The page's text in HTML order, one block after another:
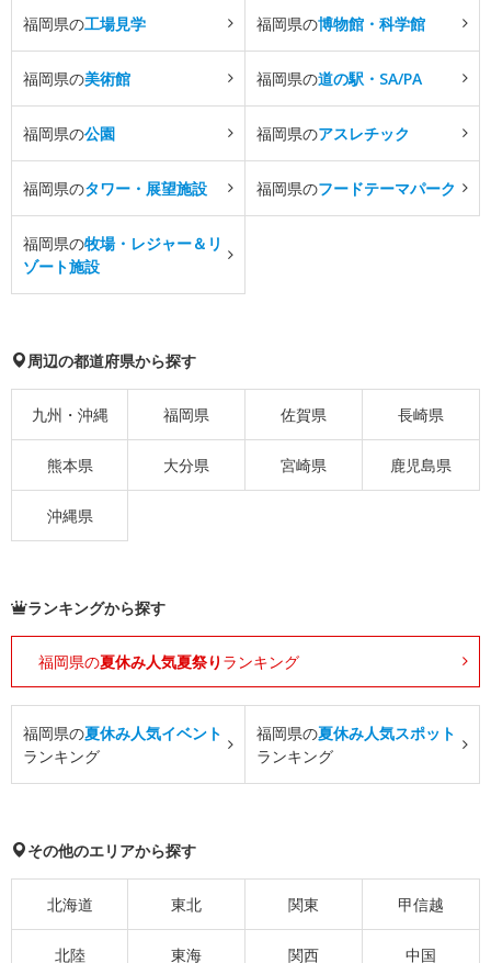
福岡県の工場見学 福岡県の博物館・科学館
福岡県の美術館 福岡県の道の駅・SA/PA
福岡県の公園 福岡県のアスレチック
福岡県のタワー・展望施設 福岡県のフードテーマパーク
福岡県の牧場・レジャー＆リ
ゾート施設
周辺の都道府県から探す
九州・沖縄 福岡県 佐賀県 長崎県
熊本県 大分県 宮崎県 鹿児島県
沖縄県
ランキングから探す
福岡県の夏休み人気夏祭り ランキング
福岡県の夏休み人気イベント
ランキング
福岡県の夏休み人気スポット
ランキング
その他のエリアから探す
北海道 東北 関東 甲信越
北陸 東海 関西 中国